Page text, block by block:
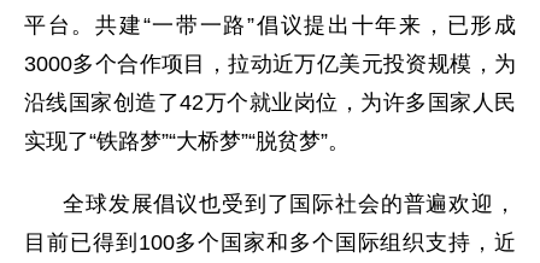
平台。共建“一带一路”倡议提出十年来，已形成
3000多个合作项目，拉动近万亿美元投资规模，为
沿线国家创造了42万个就业岗位，为许多国家人民
实现了“铁路梦”“大桥梦”“脱贫梦”。
全球发展倡议也受到了国际社会的普遍欢迎，
目前已得到100多个国家和多个国际组织支持，近